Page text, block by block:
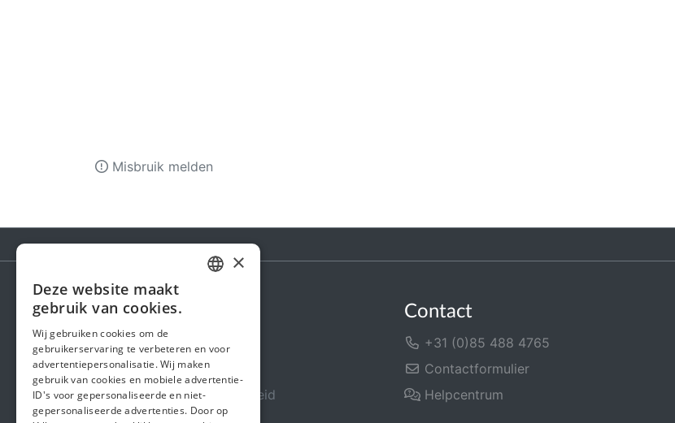
Misbruik melden
Steunactie
Over ons
In de media
Veiligheid & Betrouwbaarheid
Contact
+31 (0)85 488 4765
Contactformulier
Helpcentrum
ENGLISH
×
Deze website maakt
gebruik van cookies.
Wij gebruiken cookies om de
gebruikerservaring te verbeteren en voor
advertentiepersonalisatie. Wij maken
gebruik van cookies en mobiele advertentie-
ID's voor gepersonaliseerde en niet-
gepersonaliseerde advertenties. Door op